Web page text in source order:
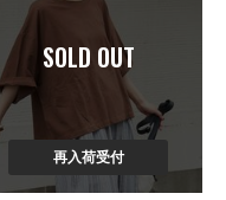
SOLD OUT
再入荷受付